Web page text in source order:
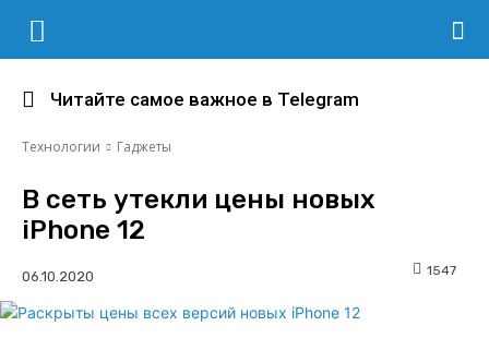
Читайте самое важное в Telegram
Технологии Гаджеты
В сеть утекли цены новых
iPhone 12
1547